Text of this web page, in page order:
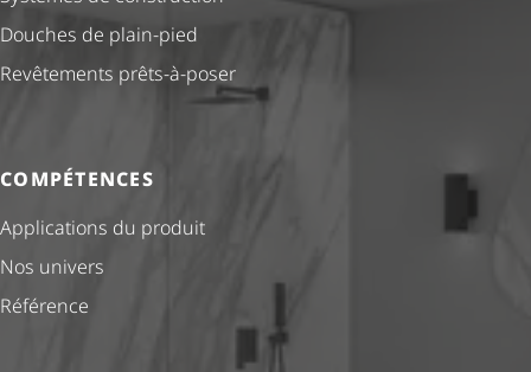
Douches de plain-pied
Revêtements prêts-à-poser
COMPÉTENCES
Applications du produit
Nos univers
Référence